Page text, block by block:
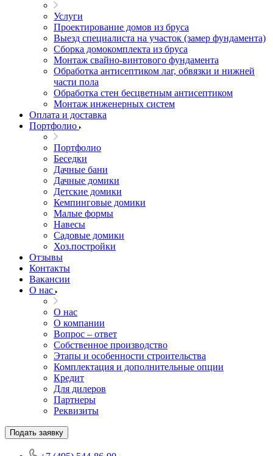
Услуги
Проектирование домов из бруса
Выезд специалиста на участок (замер фундамента)
Сборка домокомплекта из бруса
Монтаж свайно-винтового фундамента
Обработка антисептиком лаг, обвязки и нижней
части пола
Обработка стен бесцветным антисептиком
Монтаж инженерных систем
Оплата и доставка
Портфолио
Портфолио
Беседки
Дачные бани
Дачные домики
Детские домики
Кемпинговые домики
Малые формы
Навесы
Садовые домики
Хоз.постройки
Отзывы
Контакты
Вакансии
О нас
О нас
О компании
Вопрос – ответ
Собственное производство
Этапы и особенности строительства
Комплектация и дополнительные опции
Кредит
Для дилеров
Партнеры
Реквизиты
Подать заявку